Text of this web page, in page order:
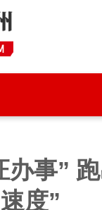
办事”
度”